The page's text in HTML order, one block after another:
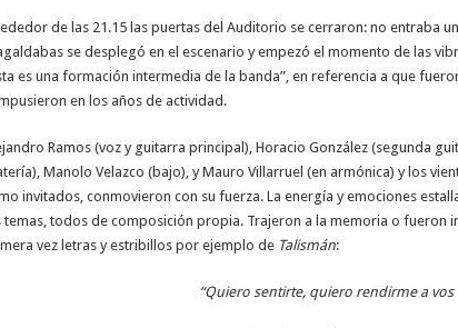
de las 21.15 las puertas del Auditorio se cerraron: no entraba
se desplegó en el escenario y empezó el momento de las
es una formación intermedia de la banda”, en referencia a que
en los años de actividad.
Ramos (voz y guitarra principal), Horacio González (segunda
Manolo Velazco (bajo), y Mauro Villarruel (en armónica) y los
invitados, conmovieron con su fuerza. La energía y emociones
temas, todos de composición propia. Trajeron a la memoria o fueron
vez letras y estribillos por ejemplo de Talismán:
“Quiero sentirte, quiero rendirme a vos